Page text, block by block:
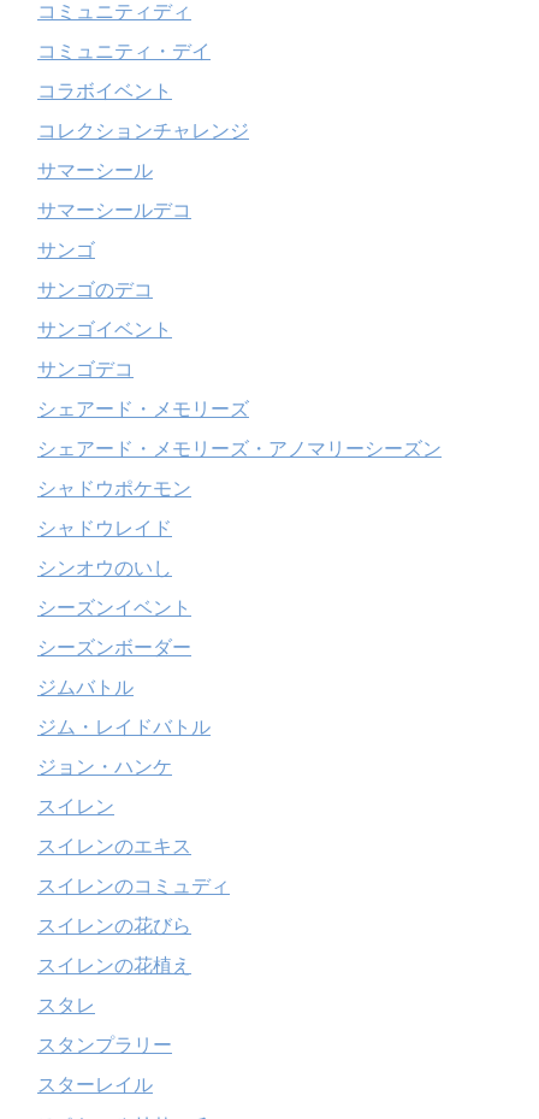
コミュニティディ
コミュニティ・デイ
コラボイベント
コレクションチャレンジ
サマーシール
サマーシールデコ
サンゴ
サンゴのデコ
サンゴイベント
サンゴデコ
シェアード・メモリーズ
シェアード・メモリーズ・アノマリーシーズン
シャドウポケモン
シャドウレイド
シンオウのいし
シーズンイベント
シーズンボーダー
ジムバトル
ジム・レイドバトル
ジョン・ハンケ
スイレン
スイレンのエキス
スイレンのコミュディ
スイレンの花びら
スイレンの花植え
スタレ
スタンプラリー
スターレイル